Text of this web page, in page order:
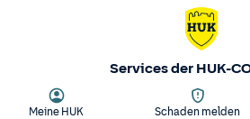
Services der HUK-
Meine HUK Schaden melden